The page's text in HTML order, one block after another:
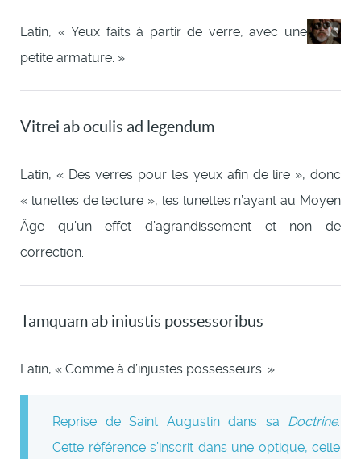
Latin, « Yeux faits à partir de verre, avec une
petite armature. »
Vitrei ab oculis ad legendum
Latin, « Des verres pour les yeux afin de lire », donc
« lunettes de lecture », les lunettes n’ayant au Moyen
Âge qu’un effet d’agrandissement et non de
correction.
Tamquam ab iniustis possessoribus
Latin, « Comme à d’injustes possesseurs. »
Reprise de Saint Augustin dans sa Doctrine.
Cette référence s’inscrit dans une optique, celle